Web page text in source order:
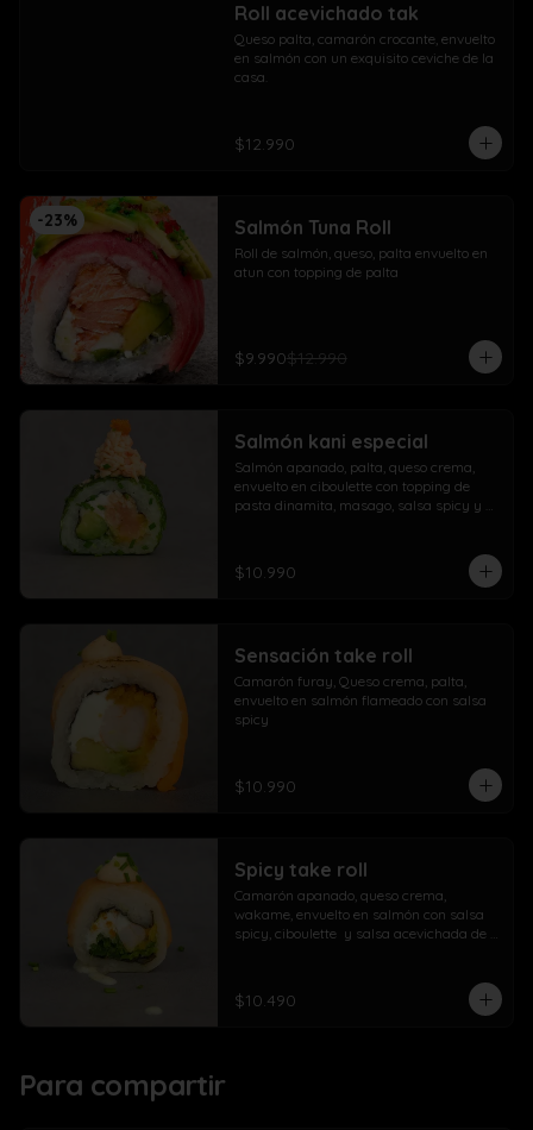
Roll acevichado tak
Queso palta, camarón crocante, envuelto
en salmón con un exquisito ceviche de la
casa.
$12.990
-23% Salmón Tuna Roll
Roll de salmón, queso, palta envuelto en
atun con topping de palta
$9.990$12.990
Salmón kani especial
Salmón apanado, palta, queso crema,
envuelto en ciboulette con topping de
pasta dinamita, masago, salsa spicy y
$10.990
Sensación take roll
Camarón furay, Queso crema, palta,
envuelto en salmón flameado con salsa
spicy
$10.990
Spicy take roll
Camarón apanado, queso crema,
wakame, envuelto en salmón con salsa
spicy, ciboulette  y salsa acevichada de
$10.490
Para compartir